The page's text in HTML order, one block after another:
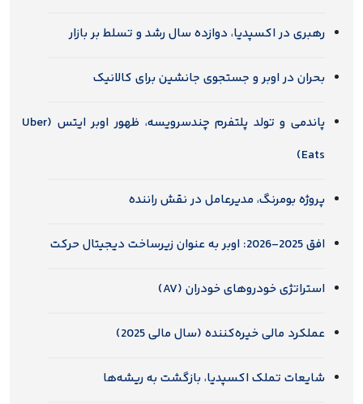
رهبری در اکسپدیا، دوازده سال رشد و تسلط بر بازار
بحران در اوبر و جستجوی جانشین برای کالانیک
پاندمی و تولد پلتفرم چندسرویسه، ظهور اوبر ایتس (Uber
Eats)
پروژه بومرنگ، مدیرعامل در نقش راننده
افق 2025-2026: اوبر به عنوان زیرساخت دیجیتال حرکت
استراتژی خودروهای خودران (AV)
عملکرد مالی خیره‌کننده (سال مالی 2025)
شایعات تملک اکسپدیا، بازگشت به ریشه‌ها